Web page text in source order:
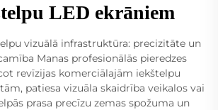
LED ekrāniem
vizuālā infrastruktūra: precizitāte un
Manas profesionālās pieredzes
revīzijas komerciālajām iekštelpu
patiesa vizuāla skaidrība veikalos vai
prasa precīzu zemas spožuma un